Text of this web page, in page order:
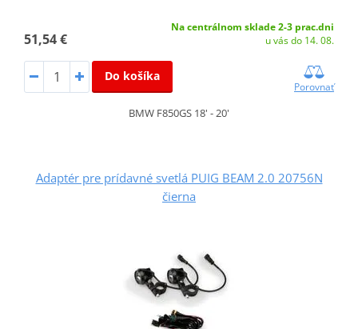
51,54 €
Na centrálnom sklade 2-3 prac.dni
u vás do 14. 08.
Do košíka
Porovnať
BMW F850GS 18' - 20'
Adaptér pre prídavné svetlá PUIG BEAM 2.0 20756N
čierna